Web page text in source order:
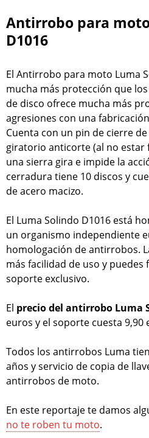
Antirrobo para
D1016
El Antirrobo para moto Luma
mucha más protección que
de disco ofrece mucha más
agresiones con una
Cuenta con un pin de cierre
giratorio anticorte (al no estar
una sierra gira e impide la
cerradura tiene 10 discos y
de acero macizo.
El Luma Solindo D1016 está
un organismo independiente
homologación de antirrobos.
más facilidad de uso y
soporte exclusivo.
El precio del antirrobo Luma
euros y el soporte cuesta 9,90
Todos los antirrobos Luma
años y servicio de copia de
antirrobos de moto.
En este reportaje te damos
no te roben tu moto.